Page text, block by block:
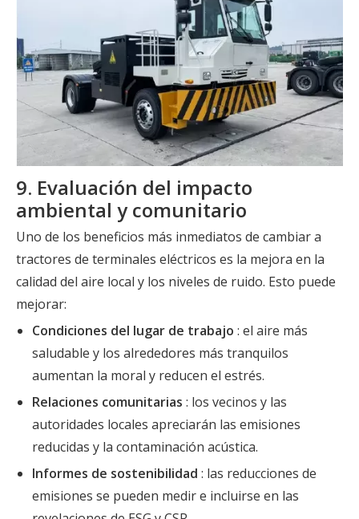
9. Evaluación del impacto
ambiental y comunitario
Uno de los beneficios más inmediatos de cambiar a
tractores de terminales eléctricos es la mejora en la
calidad del aire local y los niveles de ruido. Esto puede
mejorar:
Condiciones del lugar de trabajo : el aire más
saludable y los alrededores más tranquilos
aumentan la moral y reducen el estrés.
Relaciones comunitarias : los vecinos y las
autoridades locales apreciarán las emisiones
reducidas y la contaminación acústica.
Informes de sostenibilidad : las reducciones de
emisiones se pueden medir e incluirse en las